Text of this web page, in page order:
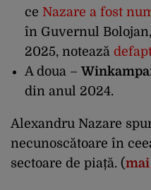
ce Nazare a fost
în Guvernul
2025, notează
A doua –
din anul 2024.
Alexandru Nazare
necunoscătoare în
sectoare de piață. (